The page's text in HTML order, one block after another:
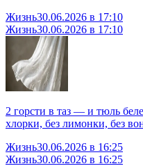
Жизнь30.06.2026 в 17:10
Жизнь30.06.2026 в 17:10
2 горсти в таз — и тюль
хлорки, без лимонки, без
Жизнь30.06.2026 в 16:25
Жизнь30.06.2026 в 16:25